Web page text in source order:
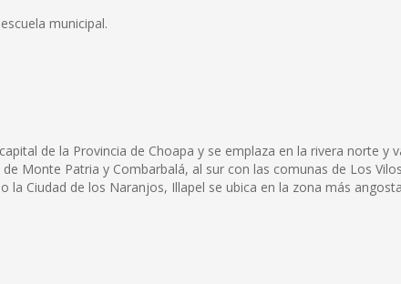
municipal.
de la Provincia de Choapa y se emplaza en la rivera norte y
Monte Patria y Combarbalá, al sur con las comunas de Los
Ciudad de los Naranjos, Illapel se ubica en la zona más